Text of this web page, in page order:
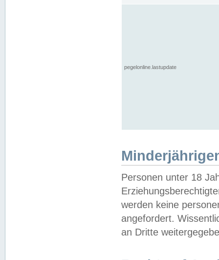
pegelonline.lastupdate
Personen unter 18
werden keine
angefordert.
an Dritte